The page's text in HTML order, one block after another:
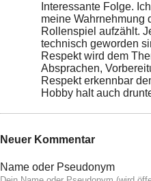
Interessante Folge.
meine Wahrnehmung
Rollenspiel aufzählt.
technisch geworden
Respekt wird dem
Absprachen,
Respekt erkennbar
Hobby halt auch
Neuer Kommentar
Name oder Pseudonym